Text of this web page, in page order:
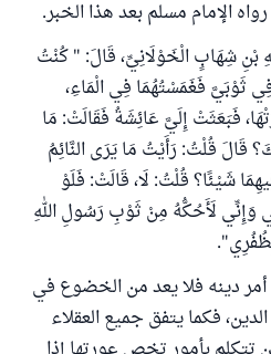
الإمام مسلم بعد هذا الخبر.
عَبْدِ اللهِ بْنِ شِهَابٍ الْخَوْلَانِيِّ، قَالَ: " كُنْتُ
ثَوْبَيَّ فَغَمَسْتُهُمَا فِي الْمَاءِ،
فَبَعَثَتْ إِلَيَّ عَائِشَةُ فَقَالَتْ: مَا
قُلْتُ: رَأَيْتُ مَا يَرَى النَّائِمُ
شَيْئًا؟ قُلْتُ: لَا، قَالَتْ: فَلَوْ
وَإِنِّي لَأَحُكُّهُ مِنْ ثَوْبِ رَسُولِ اللهِ
أمر دينه فلا يعد من الخضوع في
فكما يتفق جميع العقلاء